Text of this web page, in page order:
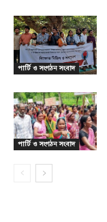
পার্টি ও সংগঠন সংবাদ
পার্টি ও সংগঠন সংবাদ